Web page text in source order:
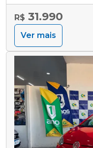
R$ 31.990
Ver mais